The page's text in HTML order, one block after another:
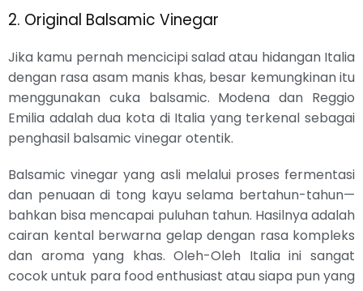
2. Original Balsamic Vinegar
Jika kamu pernah mencicipi salad atau hidangan Italia
dengan rasa asam manis khas, besar kemungkinan itu
menggunakan cuka balsamic. Modena dan Reggio
Emilia adalah dua kota di Italia yang terkenal sebagai
penghasil balsamic vinegar otentik.
Balsamic vinegar yang asli melalui proses fermentasi
dan penuaan di tong kayu selama bertahun-tahun—
bahkan bisa mencapai puluhan tahun. Hasilnya adalah
cairan kental berwarna gelap dengan rasa kompleks
dan aroma yang khas. Oleh-Oleh Italia ini sangat
cocok untuk para food enthusiast atau siapa pun yang